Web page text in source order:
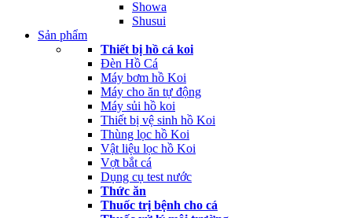
Showa
Shusui
Sản phẩm
Thiết bị hồ cá koi
Đèn Hồ Cá
Máy bơm hồ Koi
Máy cho ăn tự động
Máy sủi hồ koi
Thiết bị vệ sinh hồ Koi
Thùng lọc hồ Koi
Vật liệu lọc hồ Koi
Vợt bắt cá
Dụng cụ test nước
Thức ăn
Thuốc trị bệnh cho cá